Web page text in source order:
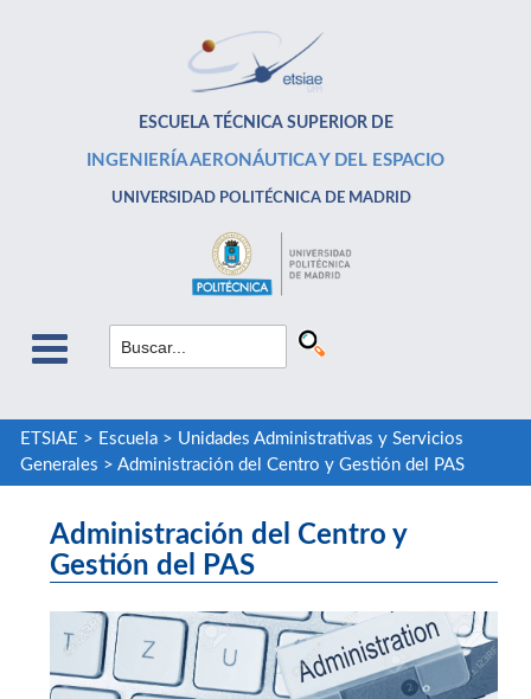
ESCUELA TÉCNICA SUPERIOR DE
INGENIERÍA AERONÁUTICA Y DEL ESPACIO
UNIVERSIDAD POLITÉCNICA DE MADRID
ETSIAE > Escuela> Unidades Administrativas y Servicios
Generales > Administración del Centro y Gestión del PAS
Administración del Centro y
Gestión del PAS